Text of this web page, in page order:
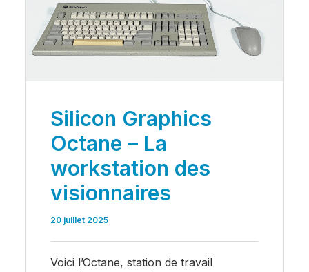
Silicon Graphics
Octane – La
workstation des
visionnaires
20 juillet 2025
Voici l’Octane, station de travail